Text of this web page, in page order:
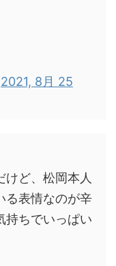
2021, 8月 25
けど、松岡本人
る表情なのが辛
持ちでいっぱい